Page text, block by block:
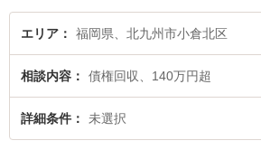
野での絞り込み検索もでき便利です。特に北九州
士やいろは法律事務所の今泉 多映子弁護士、平井
を今すぐに弁護士に相談したい』『140万円を超え
の実績豊富な近くの弁護士を検索したい』『初回
債権回収を法律相談できる北九州市小倉北区内の
エリア 福岡県、北九州市小倉北区
相談内容 債権回収、140万円超
詳細条件 未選択